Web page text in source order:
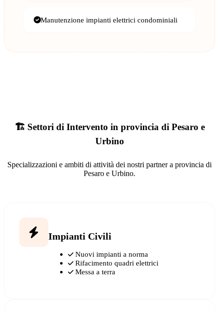
Manutenzione impianti elettrici condominiali
🏗️ Settori di Intervento in provincia di Pesaro e
Urbino
Specializzazioni e ambiti di attività dei nostri partner a provincia di
Pesaro e Urbino.
Impianti Civili
Nuovi impianti a norma
Rifacimento quadri elettrici
Messa a terra